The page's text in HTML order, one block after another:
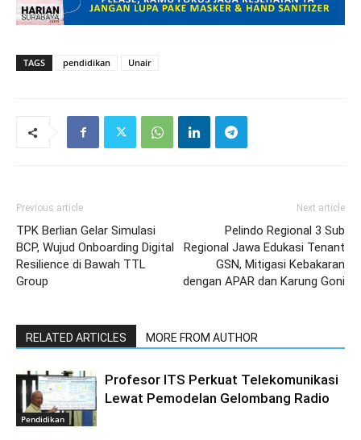
TAGS pendidikan Unair
Previous article
TPK Berlian Gelar Simulasi
BCP, Wujud Onboarding Digital
Resilience di Bawah TTL
Group
Next article
Pelindo Regional 3 Sub
Regional Jawa Edukasi Tenant
GSN, Mitigasi Kebakaran
dengan APAR dan Karung Goni
RELATED ARTICLES MORE FROM AUTHOR
Pendidikan
Profesor ITS Perkuat Telekomunikasi
Lewat Pemodelan Gelombang Radio